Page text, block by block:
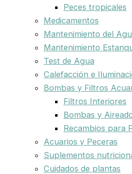
Peces tropicales
Medicamentos
Mantenimiento del
Mantenimiento
Test de Agua
Calefacción e
Bombas y Filtros
Filtros Interiores
Bombas y
Recambios para
Acuarios y Peceras
Suplementos
Cuidados de plantas